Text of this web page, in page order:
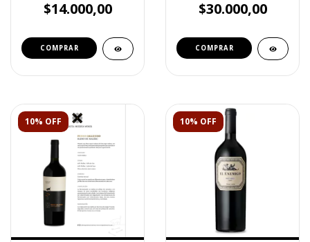
$14.000,00 $30.000,00
10% OFF 10% OFF